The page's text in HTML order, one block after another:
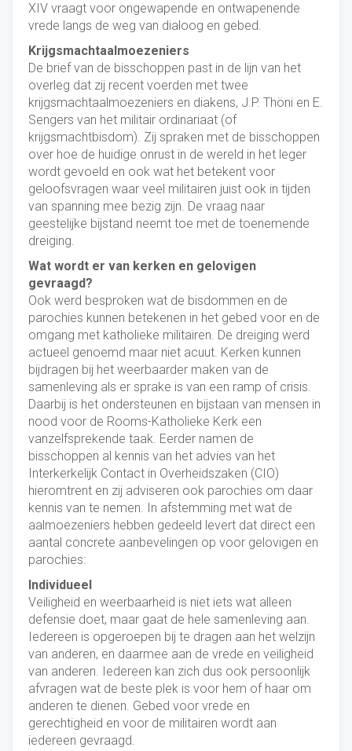
XIV vraagt voor ongewapende en ontwapenende
vrede langs de weg van dialoog en gebed.
Krijgsmachtaalmoezeniers
De brief van de bisschoppen past in de lijn van het
overleg dat zij recent voerden met twee
krijgsmachtaalmoezeniers en diakens, J.P. Thöni en E.
Sengers van het militair ordinariaat (of
krijgsmachtbisdom). Zij spraken met de bisschoppen
over hoe de huidige onrust in de wereld in het leger
wordt gevoeld en ook wat het betekent voor
geloofsvragen waar veel militairen juist ook in tijden
van spanning mee bezig zijn. De vraag naar
geestelijke bijstand neemt toe met de toenemende
dreiging.
Wat wordt er van kerken en gelovigen
gevraagd?
Ook werd besproken wat de bisdommen en de
parochies kunnen betekenen in het gebed voor en de
omgang met katholieke militairen. De dreiging werd
actueel genoemd maar niet acuut. Kerken kunnen
bijdragen bij het weerbaarder maken van de
samenleving als er sprake is van een ramp of crisis.
Daarbij is het ondersteunen en bijstaan van mensen in
nood voor de Rooms-Katholieke Kerk een
vanzelfsprekende taak. Eerder namen de
bisschoppen al kennis van het advies van het
Interkerkelijk Contact in Overheidszaken (CIO)
hieromtrent en zij adviseren ook parochies om daar
kennis van te nemen. In afstemming met wat de
aalmoezeniers hebben gedeeld levert dat direct een
aantal concrete aanbevelingen op voor gelovigen en
parochies:
Individueel
Veiligheid en weerbaarheid is niet iets wat alleen
defensie doet, maar gaat de hele samenleving aan.
Iedereen is opgeroepen bij te dragen aan het welzijn
van anderen, en daarmee aan de vrede en veiligheid
van anderen. Iedereen kan zich dus ook persoonlijk
afvragen wat de beste plek is voor hem of haar om
anderen te dienen. Gebed voor vrede en
gerechtigheid en voor de militairen wordt aan
iedereen gevraagd.